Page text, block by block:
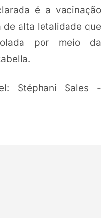
é a vacinação
de alta letalidade que
por meio da
Stéphani Sales -